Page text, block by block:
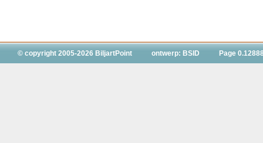
© copyright 2005-2026 BiljartPoint ontwerp: BSID Page